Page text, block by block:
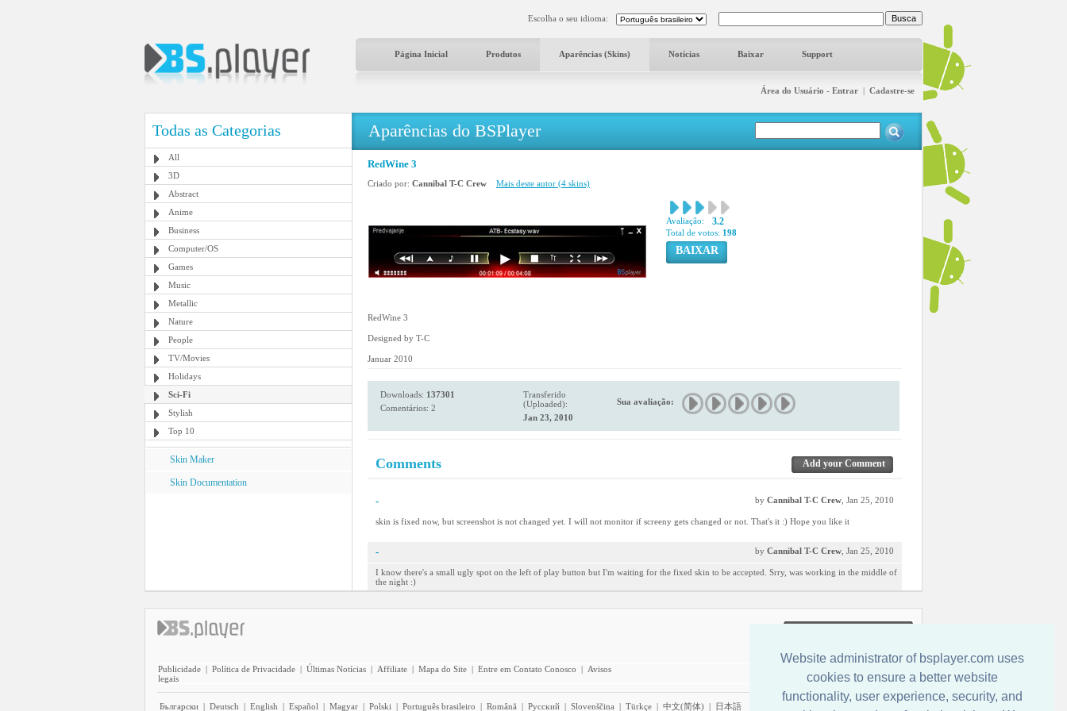
Website administrator of bsplayer.com uses
cookies to ensure a better website
functionality, user experience, security, and
Escolha o seu idioma:
Página Inicial Produtos Aparências (Skins) Notícias Baixar Support
Área do Usuário - Entrar | Cadastre-se
Todas as Categorias
All
3D
Abstract
Anime
Business
Computer/OS
Games
Music
Metallic
Nature
People
TV/Movies
Holidays
Sci-Fi
Stylish
Top 10
Skin Maker
Skin Documentation
Aparências do BSPlayer
RedWine 3
Criado por: Cannibal T-C Crew Mais deste autor (4 skins)
Avaliação: 3.2
Total de votos: 198
BAIXAR
RedWine 3
Designed by T-C
Januar 2010
Downloads: 137301
Comentários: 2
Transferido
(Uploaded):
Jan 23, 2010
Sua avaliação:
Comments Add your Comment
- by Cannibal T-C Crew , Jan 25, 2010
skin is fixed now, but screenshot is not changed yet. I will not monitor if screeny gets changed or not. That's it :) Hope you like it
- by Cannibal T-C Crew , Jan 25, 2010
I know there's a small ugly spot on the left of play button but I'm waiting for the fixed skin to be accepted. Srry, was working in the middle of
the night :)
Publicidade | Política de Privacidade | Últimas Notícias | Affiliate | Mapa do Site | Entre em Contato Conosco | Avisos
legais
Български | Deutsch | English | Español | Magyar | Polski | Português brasileiro | Română | Pyccĸий | Slovenščina | Türkçe | 中文(简体) | 日本語